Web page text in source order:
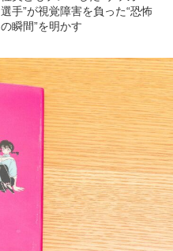
選手”が視覚障害を負った“恐怖
の瞬間”を明かす